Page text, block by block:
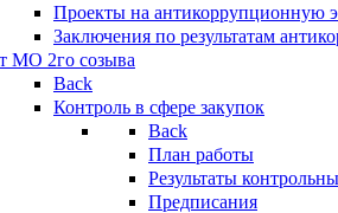
Проекты на антикоррупционную
Заключения по результатам
МО 2го созыва
Back
Контроль в сфере закупок
Back
План работы
Результаты
Предписания